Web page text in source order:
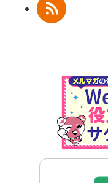
RSS